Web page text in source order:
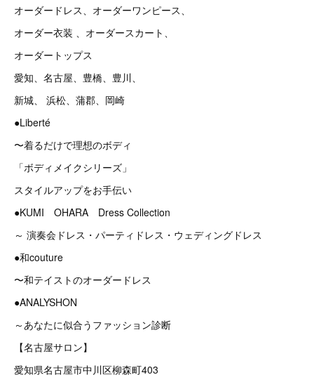
オーダードレス、オーダーワンピース、
オーダー衣装 、オーダースカート、
オーダートップス
愛知、名古屋、豊橋、豊川、
新城、 浜松、蒲郡、岡崎
●Liberté
〜着るだけで理想のボディ
「ボディメイクシリーズ」
スタイルアップをお手伝い
●KUMI OHARA Dress Collection
～ 演奏会ドレス・パーティドレス・ウェディングドレス
●和couture
〜和テイストのオーダードレス
●ANALYSHON
～あなたに似合うファッション診断
【名古屋サロン】
愛知県名古屋市中川区柳森町403